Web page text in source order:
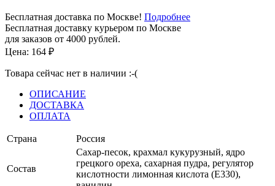
Бесплатная доставка по Москве! Подробнее
Бесплатная доставку курьером по Москве
для заказов от 4000 рублей.
Цена: 164 ₽
Товара сейчас нет в наличии :-(
ОПИСАНИЕ
ДОСТАВКА
ОПЛАТА
Страна Россия
Состав
Сахар-песок, крахмал кукурузный, ядро
грецкого ореха, сахарная пудра, регулятор
кислотности лимонная кислота (E330),